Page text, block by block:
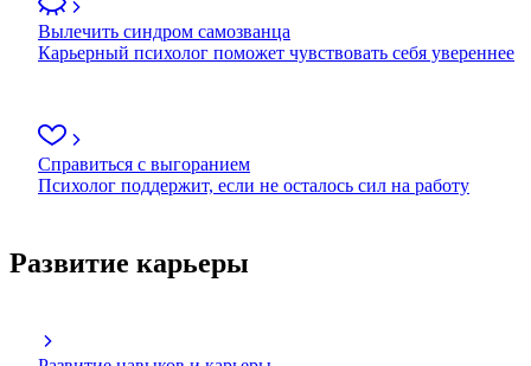
Вылечить синдром самозванца
Карьерный психолог поможет чувствовать себя увереннее
Справиться с выгоранием
Психолог поддержит, если не осталось сил на работу
Развитие карьеры